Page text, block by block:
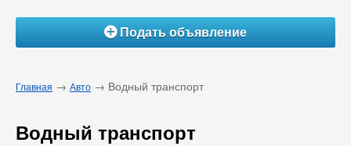
ÁПодать объявление
Главная → Авто → Водный транспорт
Водный транспорт